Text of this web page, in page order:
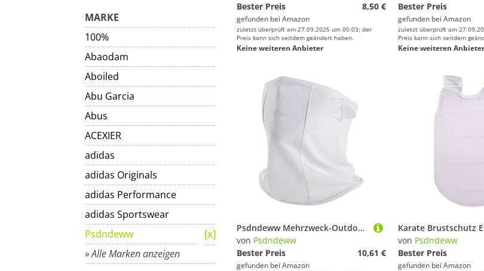
MARKE
100%
Abaodam
Aboiled
Abu Garcia
Abus
ACEXIER
adidas
adidas Originals
adidas Performance
adidas Sportswear
Psdndeww
» Alle Marken anzeigen
Bester Preis
8,50 €
gefunden bei Amazon
zuletzt überprüft am 27.09.2025 um 00:03; der
Preis kann sich seitdem geändert haben.
Keine weiteren Anbieter
Bester Preis
gefunden bei Amazon
zuletzt überprüft am
Preis kann sich seitdem
Keine weiteren Anbieter
Psdndeww Mehrzweck-Outdoor-Gesicht, winddicht, staubdicht, Radfahren, Laufen, Wandern, Wandern, Radfahren, leicht, Sonnenschutz
von Psdndeww
Bester Preis
10,61 €
gefunden bei Amazon
von Psdndeww
Bester Preis
gefunden bei Amazon